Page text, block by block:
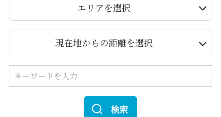
エリアを選択
現在地からの距離を選択
検索